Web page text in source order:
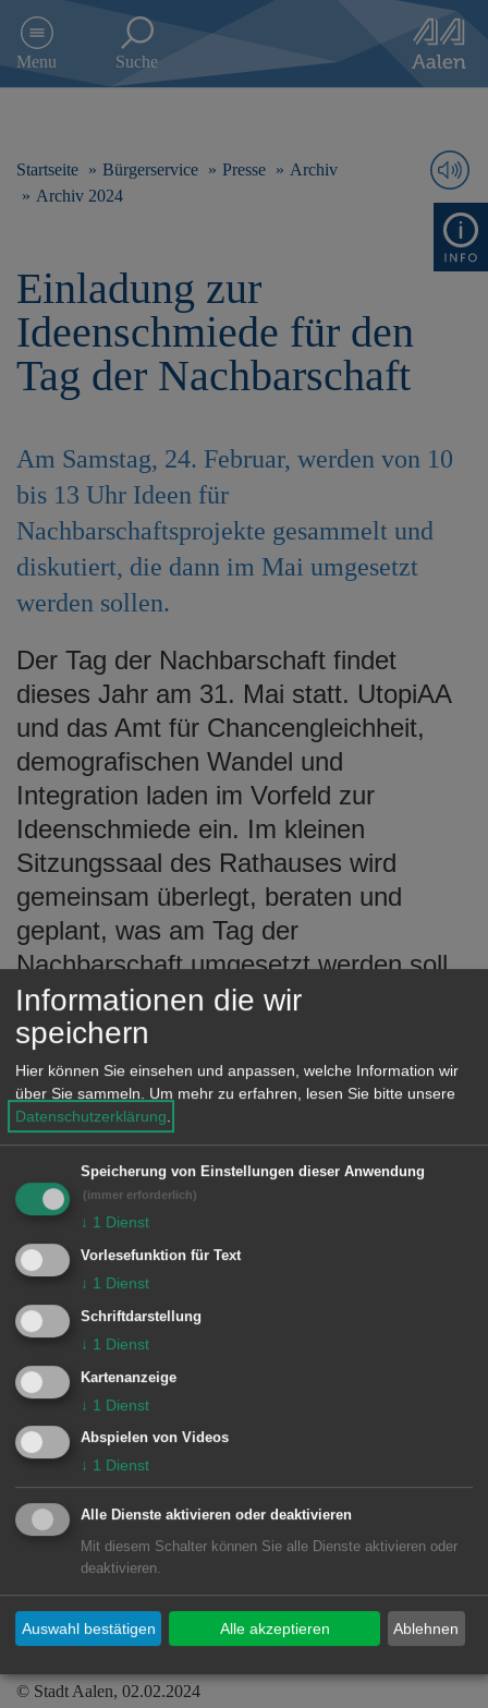
e
Menu Suche
Startseite Bürgerservice Presse
Archiv
Archiv 2024
Einladung zur
Ideenschmiede für den
Tag der Nachbarschaft
Am Samstag, 24. Februar, werden von 10
bis 13 Uhr Ideen für
Nachbarschaftsprojekte gesammelt und
diskutiert, die dann im Mai umgesetzt
werden sollen.
Der Tag der Nachbarschaft findet
dieses Jahr am 31. Mai statt. UtopiAA
und das Amt für Chancengleichheit,
demografischen Wandel und
Integration laden im Vorfeld zur
Ideenschmiede ein. Im kleinen
Sitzungssaal des Rathauses wird
gemeinsam überlegt, beraten und
geplant, was am Tag der
Nachbarschaft umgesetzt werden soll.
Das Ergebnis wird Ende Mai in den
Aalener Quartieren zu sehen sein.
INFO:
Termin: Samstag, 24. Februar, 10 bis
13 Uhr, kleiner Sitzungssaal, Rathaus
Aalen.
Eingeladen zu dem kostenfreien
Workshop sind Aalener*innen aller
Altersklassen. Für die Verpflegung wird
gesorgt sein. Zusätzlich wird für die
kleinsten eine Kinderbetreuung
angeboten.
Anmelden kann man sich bis zum 18.
Februar unter
quartiersentwicklung@aalen.deoder
unter Telefon 07361 52-1882.
© Stadt Aalen, 02.02.2024
Informationen die wir
speichern
Hier können Sie einsehen und anpassen, welche Information wir
über Sie sammeln. Um mehr zu erfahren, lesen Sie bitte unsere
Datenschutzerklärung.
Speicherung von Einstellungen dieser Anwendung
(immer erforderlich)
↓ 1 Dienst
Vorlesefunktion für Text
↓ 1 Dienst
Schriftdarstellung
↓ 1 Dienst
Kartenanzeige
↓ 1 Dienst
Abspielen von Videos
↓ 1 Dienst
Alle Dienste aktivieren oder deaktivieren
Mit diesem Schalter können Sie alle Dienste aktivieren oder
deaktivieren.
Ablehnen
Auswahl bestätigen Alle akzeptieren